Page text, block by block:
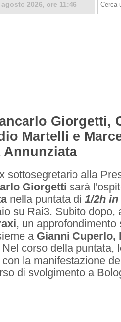
2026, ore 11:46
Giorgetti,
Martelli e
sottosegretario alla
Giorgetti sarà
nella puntata di 1/2h in
su Rai3. Subito dopo,
, un approfondimento
a Gianni Cuperlo,
Nel corso della puntata,
la manifestazione
di svolgimento a